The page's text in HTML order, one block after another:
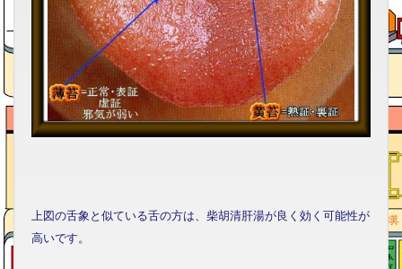
上図の舌象と似ている舌の方は、柴胡清肝湯が良く効く可能性が
高いです。